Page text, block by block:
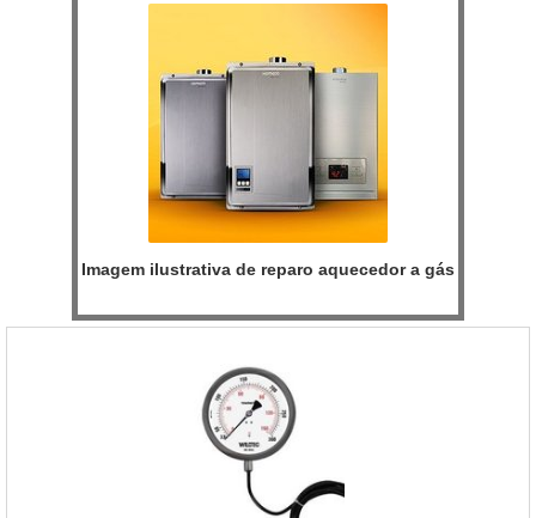
Imagem ilustrativa de reparo aquecedor a gás